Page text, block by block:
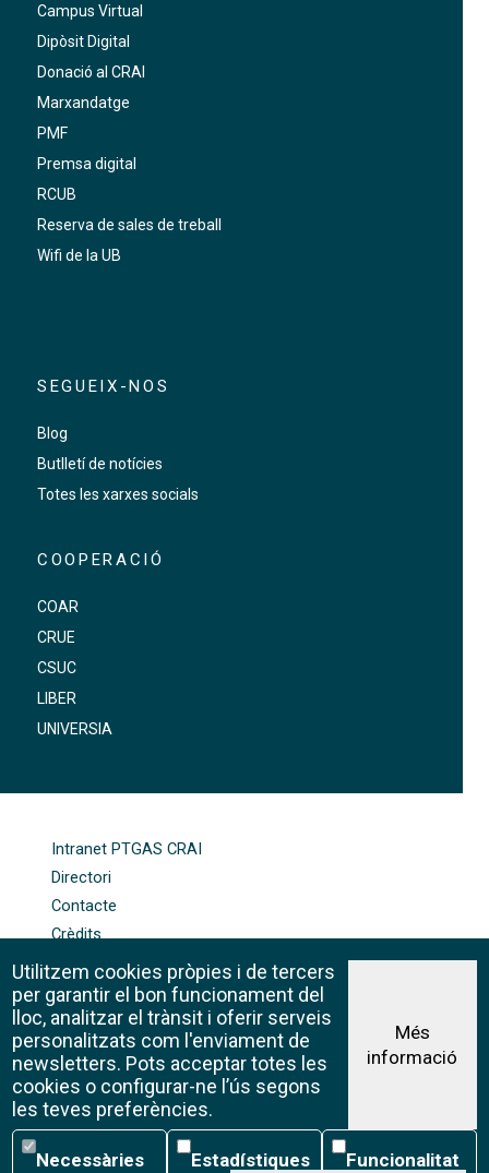
Campus Virtual
Dipòsit Digital
Donació al CRAI
Marxandatge
PMF
Premsa digital
RCUB
Reserva de sales de treball
Wifi de la UB
SEGUEIX-NOS
Blog
Butlletí de notícies
Totes les xarxes socials
COOPERACIÓ
COAR
CRUE
CSUC
LIBER
UNIVERSIA
Intranet PTGAS CRAI
Directori
Contacte
Crèdits
Política de galetes
Avís legal
©CRAI Universitat de Barcelona
Creative Commons 4.0
Utilitzem cookies pròpies i de tercers
per garantir el bon funcionament del
lloc, analitzar el trànsit i oferir serveis
personalitzats com l'enviament de
newsletters. Pots acceptar totes les
cookies o configurar-ne l’ús segons
les teves preferències.
Més
informació
Necessàries
Necessàries Estadístiques
Estadístiques Funcionalitat
Funcionalitat